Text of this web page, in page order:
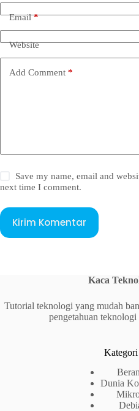
Email*
Website
Add Comment *
Save my name, email and
next time I comment.
Kirim Komentar
Kaca
Tutorial teknologi yang mudah
pengetahuan
Kategori
Dunia